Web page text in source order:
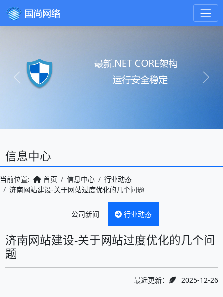
Previous Next
信息中心
当前位置: 首页 信息中心
行业动态
济南网站建设-关于网站过度优化的几个问题
公司新闻 行业动态
济南网站建设-关于网站过度优化的几个问
题
最近更新： 2025-12-26